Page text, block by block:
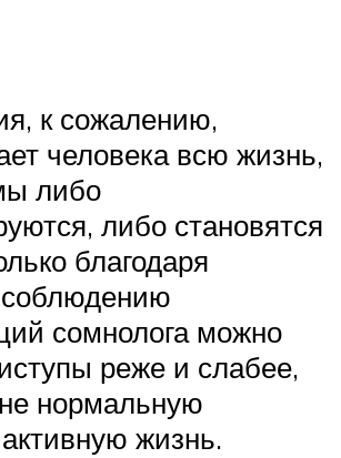
к сожалению,
человека всю жизнь,
либо
либо становятся
благодаря
сомнолога можно
реже и слабее,
нормальную
жизнь.